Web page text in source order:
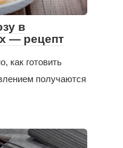
в
— рецепт
как готовить
получаются